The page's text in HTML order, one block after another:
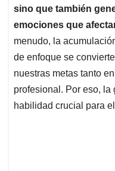
sino que también
emociones que
menudo, la
de enfoque se
nuestras metas tanto
profesional. Por eso, la
habilidad crucial para